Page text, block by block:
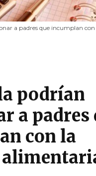
a padres que incumplan con
podrían
a padres
con la